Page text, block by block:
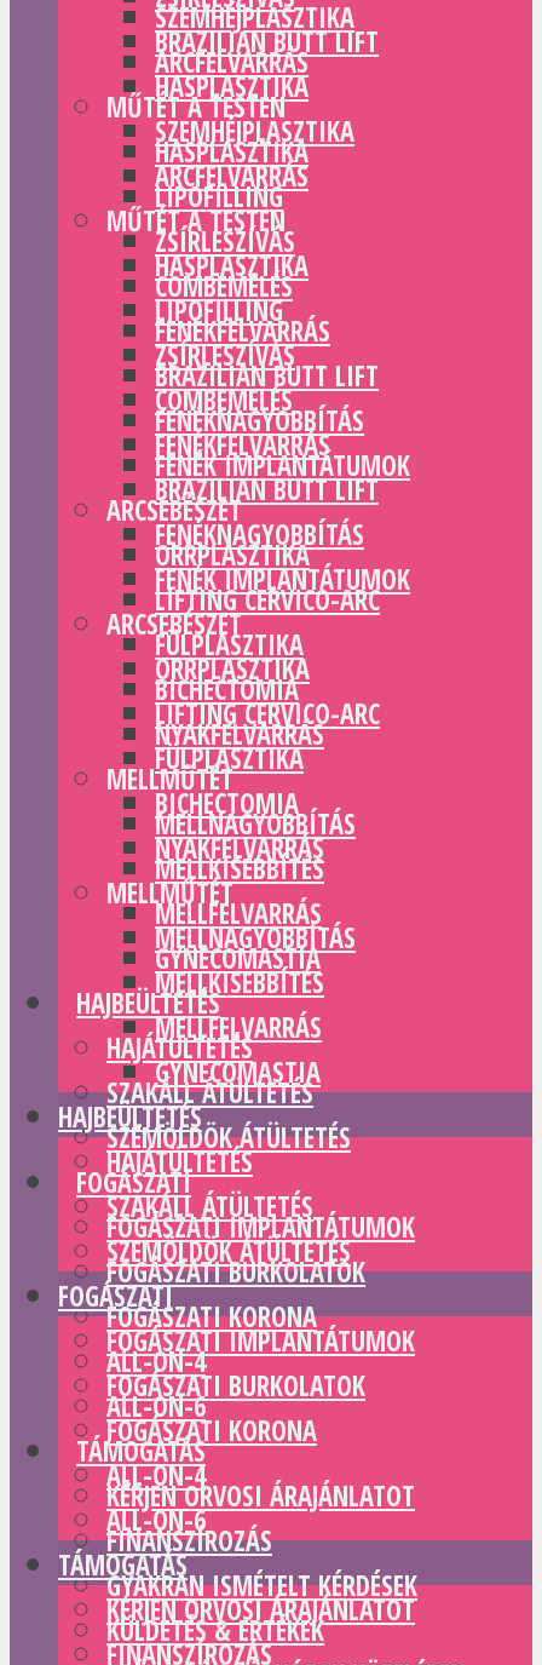
SZEMHÉJPLASZTIKA
ARCFELVARRÁS
MŰTÉT A TESTEN
HASPLASZTIKA
LIPOFILLING
ZSÍRLESZÍVÁS
COMBEMELÉS
FENÉKFELVARRÁS
BRAZILIAN BUTT LIFT
FENÉKNAGYOBBÍTÁS
FENÉK IMPLANTÁTUMOK
ARCSEBÉSZET
ORRPLASZTIKA
LIFTING CERVICO-ARC
FÜLPLASZTIKA
BICHECTOMIA
NYAKFELVARRÁS
MELLMŰTÉT
MELLNAGYOBBÍTÁS
MELLKISEBBÍTÉS
MELLFELVARRÁS
GYNECOMASTIA
HAJBEÜLTETÉS
HAJÁTÜLTETÉS
SZAKÁLL ÁTÜLTETÉS
SZEMÖLDÖK ÁTÜLTETÉS
FOGÁSZATI
FOGÁSZATI IMPLANTÁTUMOK
FOGÁSZATI BURKOLATOK
FOGÁSZATI KORONA
ALL-ON-4
ALL-ON-6
TÁMOGATÁS
KÉRJEN ORVOSI ÁRAJÁNLATOT
FINANSZÍROZÁS
GYAKRAN ISMÉTELT KÉRDÉSEK
KÜLDETÉS & ERTÉKEK
BRAZILIAN BUTT LIFT
HASPLASZTIKA
SZEMHÉJPLASZTIKA
ARCFELVARRÁS
MŰTÉT A TESTEN
HASPLASZTIKA
LIPOFILLING
ZSÍRLESZÍVÁS
COMBEMELÉS
FENÉKFELVARRÁS
BRAZILIAN BUTT LIFT
FENÉKNAGYOBBÍTÁS
FENÉK IMPLANTÁTUMOK
ARCSEBÉSZET
ORRPLASZTIKA
LIFTING CERVICO-ARC
FÜLPLASZTIKA
BICHECTOMIA
NYAKFELVARRÁS
MELLMŰTÉT
MELLNAGYOBBÍTÁS
MELLKISEBBÍTÉS
MELLFELVARRÁS
GYNECOMASTIA
HAJBEÜLTETÉS
HAJÁTÜLTETÉS
SZAKÁLL ÁTÜLTETÉS
SZEMÖLDÖK ÁTÜLTETÉS
FOGÁSZATI
FOGÁSZATI IMPLANTÁTUMOK
FOGÁSZATI BURKOLATOK
FOGÁSZATI KORONA
ALL-ON-4
ALL-ON-6
TÁMOGATÁS
KÉRJEN ORVOSI ÁRAJÁNLATOT
FINANSZÍROZÁS